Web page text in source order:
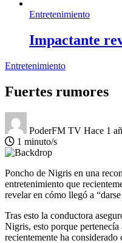
Entretenimiento
Impactante
Entretenimiento
Fuertes rumores
PoderFM TV Hace 1
1 minuto/s
Poncho de Nigris en una
entretenimiento que
revelar en cómo llegó a
Tras esto la conductora
Nigris, esto porque pertenecía
recientemente ha considerado